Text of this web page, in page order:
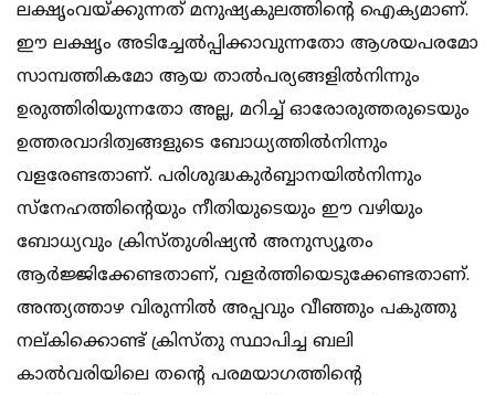
ലക്ഷൃംവയ്ക്കുന്നത് മനുഷ്യകുലത്തിന്‍റെ ഐക്യമാണ്.
ഈ ലക്ഷൃം അടിച്ചേല്‍പ്പിക്കാവുന്നതോ ആശയപരമോ
സാമ്പത്തികമോ ആയ താല്‍പര്യങ്ങളില്‍നിന്നും
ഉരുത്തിരിയുന്നതോ അല്ല, മറിച്ച് ഓരോരുത്തരുടെയും
ഉത്തരവാദിത്വങ്ങളുടെ ബോധ്യത്തില്‍നിന്നും
വളരേണ്ടതാണ്. പരിശുദ്ധകുര്‍ബ്ബാനയില്‍നിന്നും
സ്നേഹത്തിന്‍റെയും നീതിയുടെയും ഈ വഴിയും
ബോധ്യവും ക്രിസ്തുശിഷ്യന്‍ അനുസ്യൂതം
ആര്‍ജ്ജിക്കേണ്ടതാണ്, വളര്‍ത്തിയെടുക്കേണ്ടതാണ്.
അന്ത്യത്താഴ വിരുന്നില്‍ അപ്പവും വീഞ്ഞും പകുത്തു
നല്കിക്കൊണ്ട് ക്രിസ്തു സ്ഥാപിച്ച ബലി
കാല്‍വരിയിലെ തന്‍റെ പരമയാഗത്തിന്‍റെ